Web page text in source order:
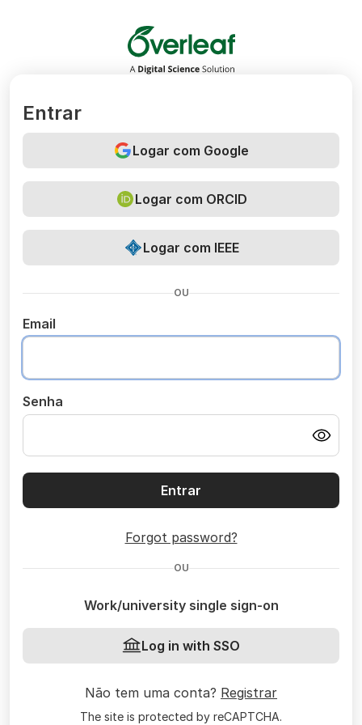
Overleaf
Entrar
Logar com Google
Logar com ORCID
Logar com IEEE
OU
Email
Senha
Entrar
Forgot password?
OU
Work/university single sign-on
Log in with SSO
Não tem uma conta? Registrar
The site is protected by reCAPTCHA.